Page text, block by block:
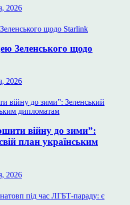
2026
Зеленського щодо
2026
війну до зими”:
план українським
2026